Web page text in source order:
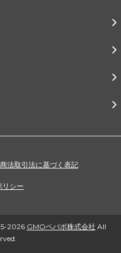
法取引法に基づく表記
リシー
2026 GMOペパボ株式会社 All